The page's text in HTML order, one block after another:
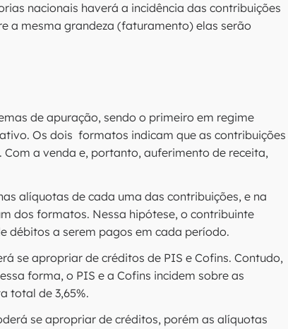
nacionais haverá a incidência das contribuições
a mesma grandeza (faturamento) elas serão
de apuração, sendo o primeiro em regime
Os dois formatos indicam que as contribuições
a venda e, portanto, auferimento de receita,
alíquotas de cada uma das contribuições, e na
dos formatos. Nessa hipótese, o contribuinte
débitos a serem pagos em cada período.
se apropriar de créditos de PIS e Cofins. Contudo,
forma, o PIS e a Cofins incidem sobre as
total de 3,65%.
se apropriar de créditos, porém as alíquotas